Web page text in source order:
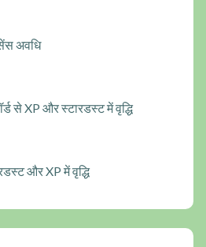
अवधि
से XP और स्टारडस्ट में वृद्धि
और XP में वृद्धि